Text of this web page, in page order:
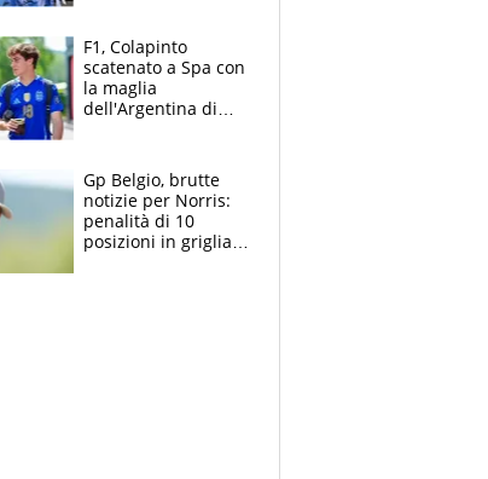
vede l'ora
F1, Colapinto
scatenato a Spa con
la maglia
dell'Argentina di
le parolacce"
Gp Belgio, brutte
notizie per Norris:
penalità di 10
posizioni in griglia,